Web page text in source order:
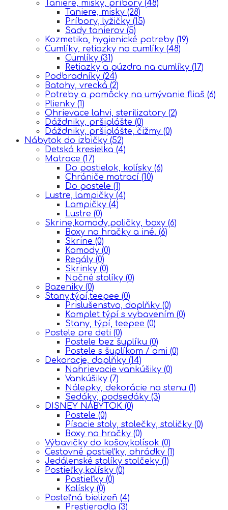
Taniere, misky, príbory (48)
Taniere, misky (28)
Príbory, lyžičky (15)
Sady tanierov (5)
Kozmetika, hygienické potreby (19)
Cumlíky, retiazky na cumlíky (48)
Cumlíky (31)
Retiazky a púzdra na cumlíky (17)
Podbradníky (24)
Batohy, vrecká (2)
Potreby a pomôcky na umývanie fliaš (6)
Plienky (1)
Ohrievace lahvi, sterilizatory (2)
Dáždniky, pršiplášte (0)
Dáždniky, pršiplášte, čižmy (0)
Nábytok do izbičky (52)
Detská kresielka (4)
Matrace (17)
Do postielok, kolísky (6)
Chrániče matrací (10)
Do postele (1)
Lustre, lampičky (4)
Lampičky (4)
Lustre (0)
Skrine,komody,poličky, boxy (6)
Boxy na hračky a iné. (6)
Skrine (0)
Komody (0)
Regály (0)
Skrinky (0)
Nočné stolíky (0)
Bazeniky (0)
Stany,týpí,teepee (0)
Prislušenstvo, doplňky (0)
Komplet týpí s vybavením (0)
Stany, týpí, teepee (0)
Postele pre deti (0)
Postele bez šuplíku (0)
Postele s šuplíkom / ami (0)
Dekoracje, doplňky (14)
Nahrievacie vankúšiky (0)
Vankúšiky (7)
Nálepky, dekorácie na stenu (1)
Sedáky, podsedáky (3)
DISNEY NÁBYTOK (0)
Postele (0)
Písacie stoly, stolečky, stoličky (0)
Boxy na hračky (0)
Výbavičky do košov,kolísok (0)
Cestovné postieľky, ohrádky (1)
Jedálenské stolíky stolčeky (1)
Postieľky,kolísky (0)
Postieľky (0)
Kolísky (0)
Posteľná bielizeň (4)
Prestieradla (3)